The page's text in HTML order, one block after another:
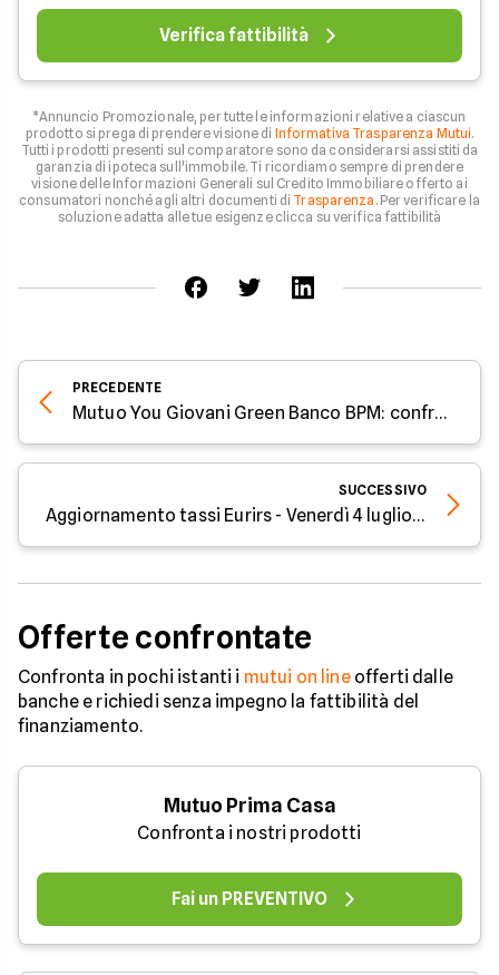
Verifica fattibilità
*Annuncio Promozionale, per tutte le informazioni relative a ciascun
prodotto si prega di prendere visione di Informativa Trasparenza Mutui.
Tutti i prodotti presenti sul comparatore sono da considerarsi assistiti da
garanzia di ipoteca sull'immobile. Ti ricordiamo sempre di prendere
visione delle Informazioni Generali sul Credito Immobiliare offerto ai
consumatori nonché agli altri documenti di Trasparenza . Per verificare la
soluzione adatta alle tue esigenze clicca su verifica fattibilità
PRECEDENTE
Mutuo You Giovani Green Banco BPM: confronto tasso fisso e variabile a luglio 2025
SUCCESSIVO
Aggiornamento tassi Eurirs - Venerdì 4 luglio 2025
Offerte confrontate
Confronta in pochi istanti i mutui on lineofferti dalle
banche e richiedi senza impegno la fattibilità del
finanziamento.
Mutuo Prima Casa
Confronta i nostri prodotti
Fai un PREVENTIVO